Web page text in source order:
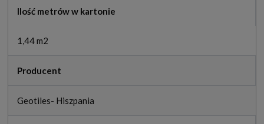
Ilość metrów w kartonie
1,44 m2
Producent
Geotiles- Hiszpania